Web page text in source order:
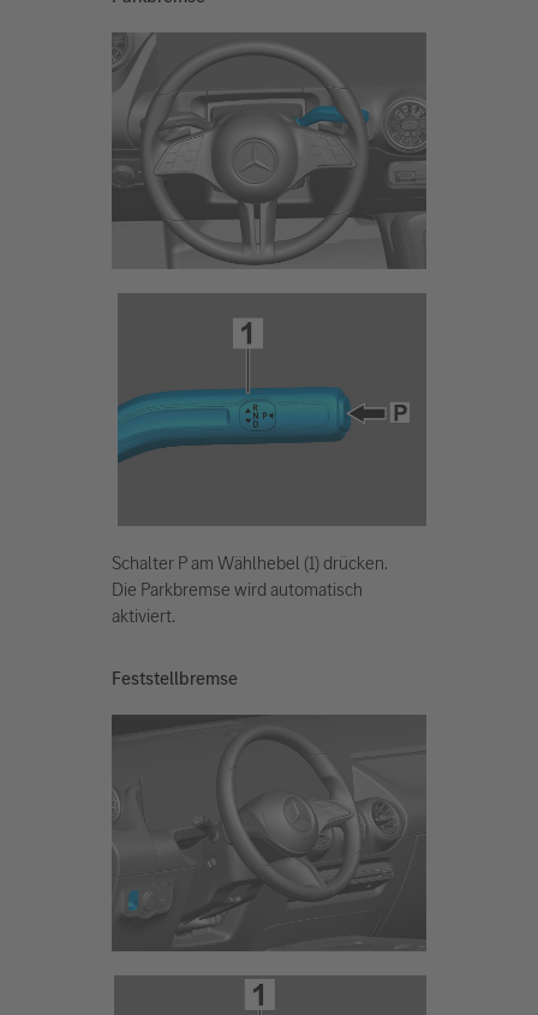
Schalter P am Wählhebel (1) drücken.
Die Parkbremse wird automatisch
aktiviert.
Feststellbremse